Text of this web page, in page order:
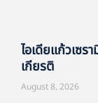
ไอเดียแก้วเซ
เกียรติ
August 8, 2026